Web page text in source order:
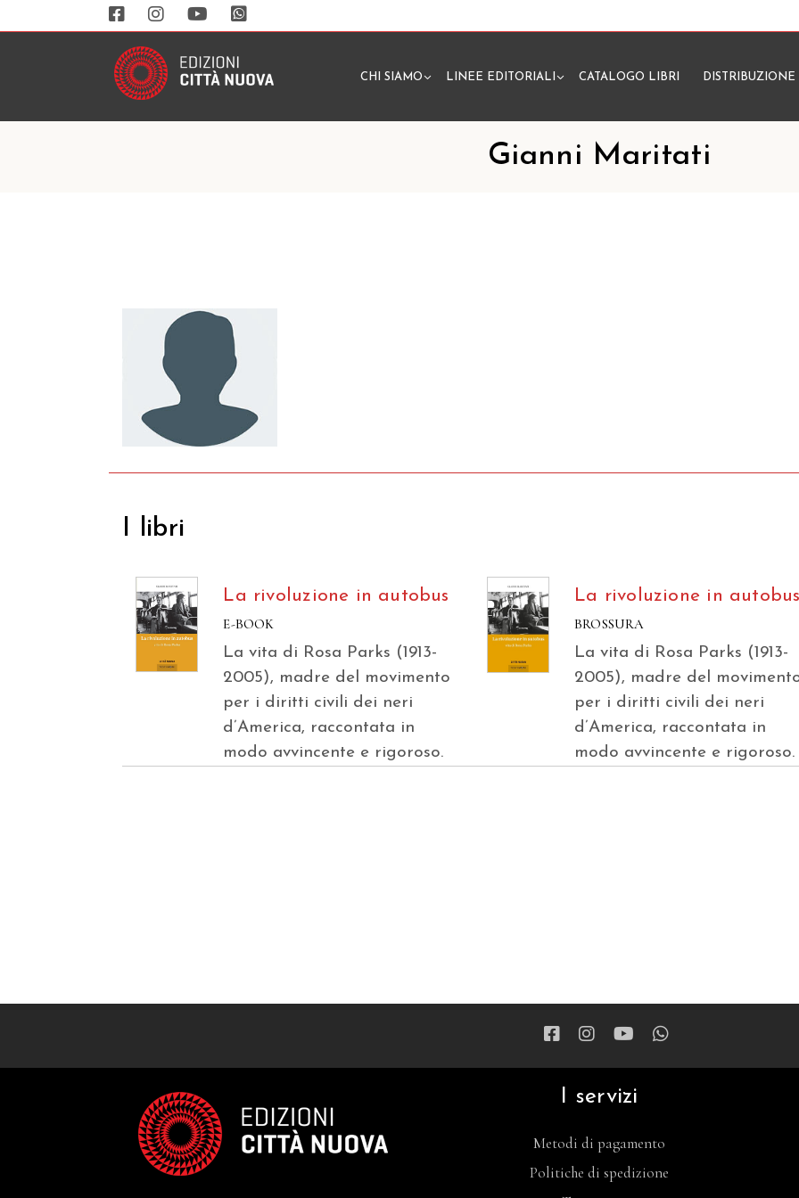
CHI SIAMO LINEE EDITORIALI CATALOGO LIBRI DISTRIBUZIONE
Gianni Maritati
I libri
La rivoluzione in autobus
E-BOOK
La vita di Rosa Parks (1913-
2005), madre del movimento
per i diritti civili dei neri
d’America, raccontata in
modo avvincente e rigoroso.
La rivoluzione in autobus
BROSSURA
La vita di Rosa Parks (1913-
2005), madre del
per i diritti civili dei neri
d’America, raccontata in
modo avvincente e rigoroso.
I servizi
Metodi di pagamento
Politiche di spedizione